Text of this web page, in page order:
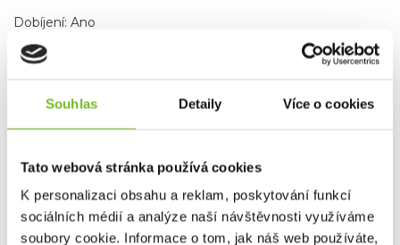
Souhlas Detaily Více o cookies
Tato webová stránka používá cookies
K personalizaci obsahu a reklam, poskytování funkcí
sociálních médií a analýze naší návštěvnosti využíváme
soubory cookie. Informace o tom, jak náš web používáte,
Dobíjení: Ano
Funkce:
Varianty